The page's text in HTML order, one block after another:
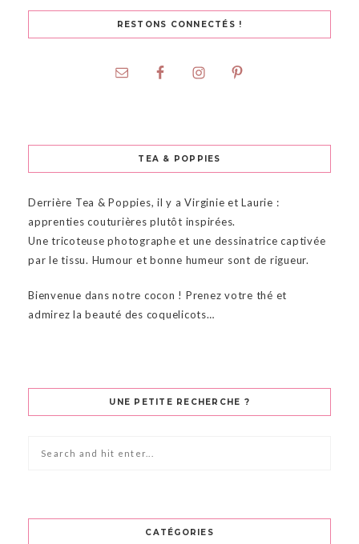
RESTONS CONNECTÉS !
TEA & POPPIES
Derrière Tea & Poppies, il y a Virginie et Laurie :
apprenties couturières plutôt inspirées.
Une tricoteuse photographe et une dessinatrice captivée
par le tissu. Humour et bonne humeur sont de rigueur.
Bienvenue dans notre cocon ! Prenez votre thé et
admirez la beauté des coquelicots…
UNE PETITE RECHERCHE ?
CATÉGORIES